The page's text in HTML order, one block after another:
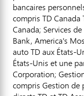
bancaires
compris TD
Canada; Services
Bank, America's
auto TD aux États-
États-Unis et une
Corporation;
compris Gestion de